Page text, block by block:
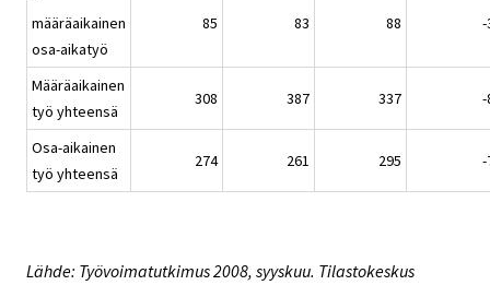
määräaikainen
osa-aikatyö
85 83 88 -
Määräaikainen
työ yhteensä
308 387 337 -
Osa-aikainen
työ yhteensä
274 261 295 -
Lähde: Työvoimatutkimus 2008, syyskuu. Tilastokeskus